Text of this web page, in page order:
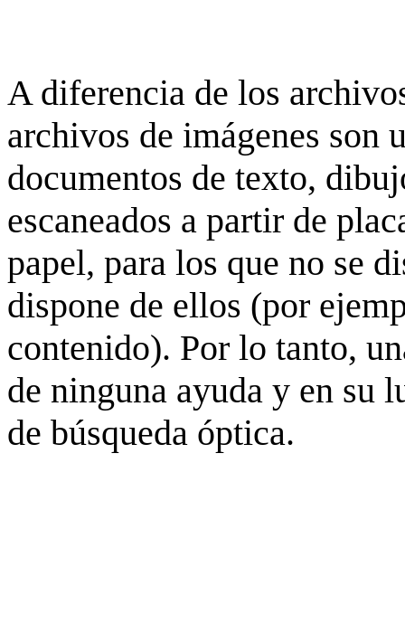
A diferencia de los
archivos de imágenes son
documentos de texto,
escaneados a partir de
papel, para los que no se
dispone de ellos (por
contenido). Por lo tanto,
de ninguna ayuda y en su
de búsqueda óptica.